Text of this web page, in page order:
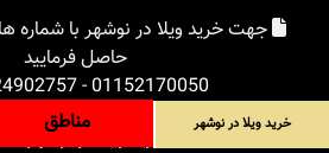
جهت خرید ویلا در نوشهر با
حاصل فرمایید
01152170050
-
املاک ساحل
خرید ویلا در نوشهر
خرید ویلا در نوشهر مناطق